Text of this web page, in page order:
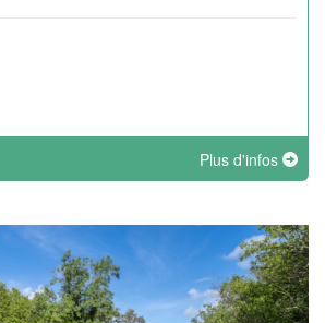
Plus d'infos